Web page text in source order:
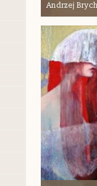
Andrzej Brych